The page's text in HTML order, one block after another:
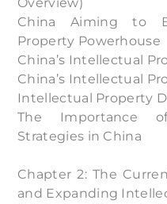
China Aiming to
Property Powerhouse
China’s Intellectual
China’s Intellectual
Intellectual Property
The Importance
Strategies in China
Chapter 2: The
and Expanding